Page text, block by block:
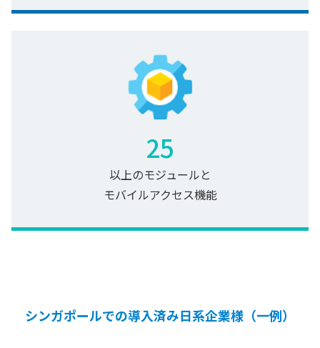
25
以上のモジュールと
モバイルアクセス機能
シンガポールでの導入済み日系企業様（一例）